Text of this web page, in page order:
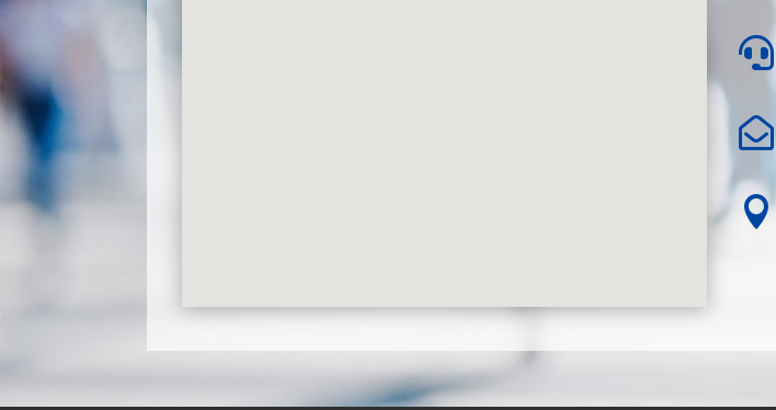


